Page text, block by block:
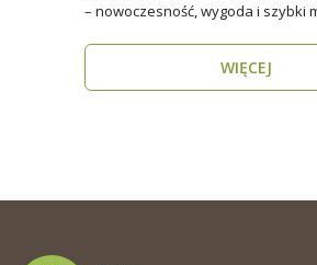
– nowoczesność, wygoda i szybki
WIĘCEJ